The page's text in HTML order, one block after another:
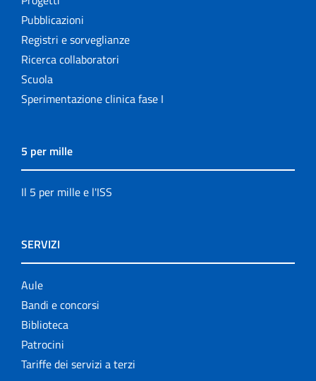
Pubblicazioni
Registri e sorveglianze
Ricerca collaboratori
Scuola
Sperimentazione clinica fase I
5 per mille
Il 5 per mille e l'ISS
SERVIZI
Aule
Bandi e concorsi
Biblioteca
Patrocini
Tariffe dei servizi a terzi